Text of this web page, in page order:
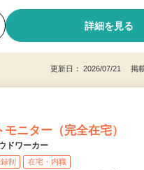
詳細を見る
更新日： 2026/07/21 掲
ニター（完全在宅）
ドワーカー
制 在宅・内職